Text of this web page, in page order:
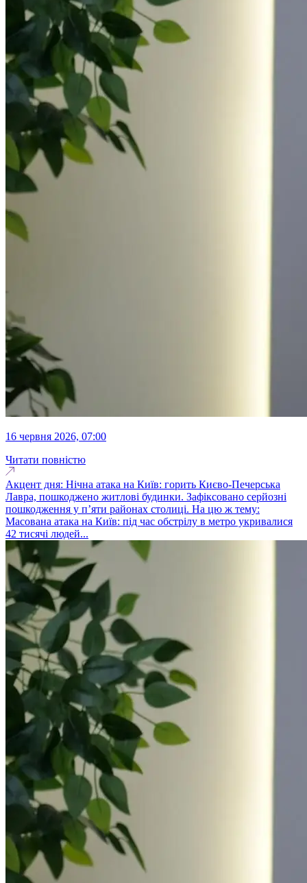
16 червня 2026, 07:00
Читати повністю
Акцент дня: Нічна атака на Київ: горить Києво-Печерська
Лавра, пошкоджено житлові будинки. Зафіксовано серйозні
пошкодження у п’яти районах столиці. На цю ж тему:
Масована атака на Київ: під час обстрілу в метро укривалися
42 тисячі людей...